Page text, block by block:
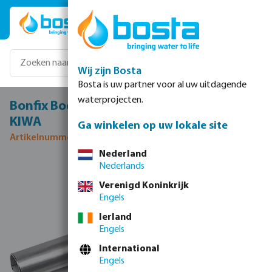
Ga naar de hoofdinhoud
Bonfix Bocht 90° RVS 316L 28 mm spie
KIWA
Artikelnummer 0085154
Afbeeldingengalerij overslaan
Wij zijn Bosta
Bosta is uw partner voor al uw uitdagende
waterprojecten.
Ga winkelen op uw lokale site
Nederland
Nederlands
Verenigd Koninkrijk
Engels
Ierland
Engels
International
Engels